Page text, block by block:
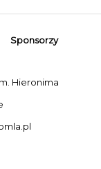
Sponsorzy
Hieronima